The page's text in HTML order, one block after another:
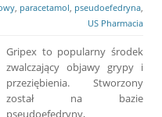
paracetamol pseudoefedryna
US Pharmacia
Gripex to popularny środek
zwalczający objawy grypy i
przeziębienia. Stworzony
został na bazie
pseudoefedryny,